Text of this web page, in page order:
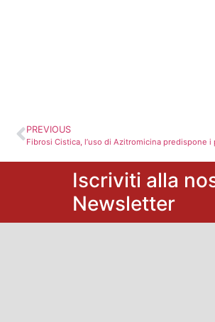
PREVIOUS
Fibrosi Cistica, l’uso di Azitromicina predispone
Iscriviti alla
Newsletter